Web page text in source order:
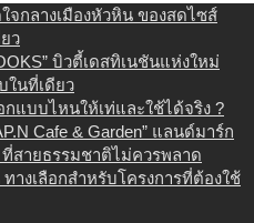
จกลางเมืองหัวหิน ของสดไซส์
ว
บิวตี้เดสทิเนชันแห่งใหม่
ในที่เดียว
กแบบไหนให้เท่และใช้ได้จริง ?
Cafe & Garden” แลนด์มาร์ก
สายธรรมชาติไม่ควรพลาด
างเลือกสำหรับโครงการที่ต้องใช้